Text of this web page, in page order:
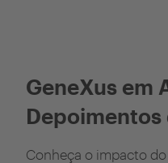
GeneXus em
Depoimentos
Conheça o impacto